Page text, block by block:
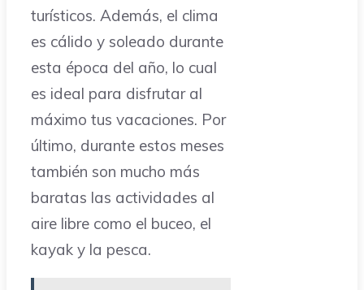
turísticos. Además, el clima
es cálido y soleado durante
esta época del año, lo cual
es ideal para disfrutar al
máximo tus vacaciones. Por
último, durante estos meses
también son mucho más
baratas las actividades al
aire libre como el buceo, el
kayak y la pesca.